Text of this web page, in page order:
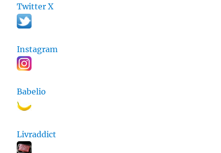
Twitter X
Instagram
Babelio
Livraddict